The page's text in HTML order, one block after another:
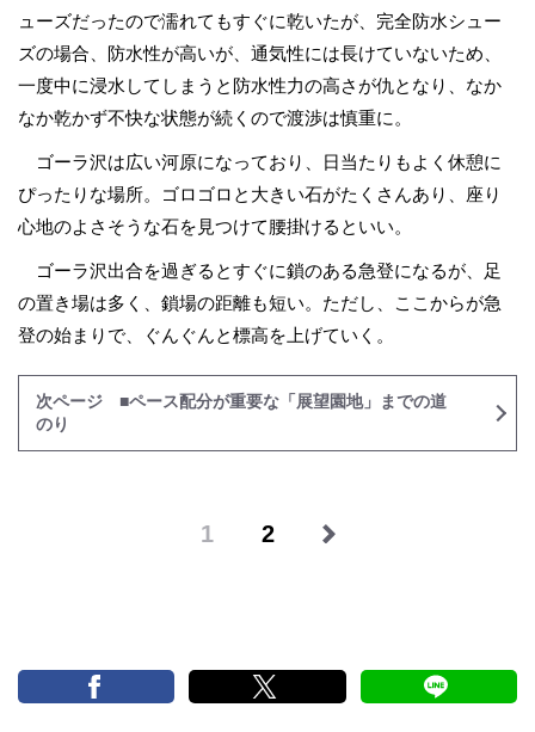
ューズだったので濡れてもすぐに乾いたが、完全防水シュー
ズの場合、防水性が高いが、通気性には長けていないため、
一度中に浸水してしまうと防水性力の高さが仇となり、なか
なか乾かず不快な状態が続くので渡渉は慎重に。
ゴーラ沢は広い河原になっており、日当たりもよく休憩に
ぴったりな場所。ゴロゴロと大きい石がたくさんあり、座り
心地のよさそうな石を見つけて腰掛けるといい。
ゴーラ沢出合を過ぎるとすぐに鎖のある急登になるが、足
の置き場は多く、鎖場の距離も短い。ただし、ここからが急
登の始まりで、ぐんぐんと標高を上げていく。
次ページ ■ペース配分が重要な「展望園地」までの道
のり
1 2